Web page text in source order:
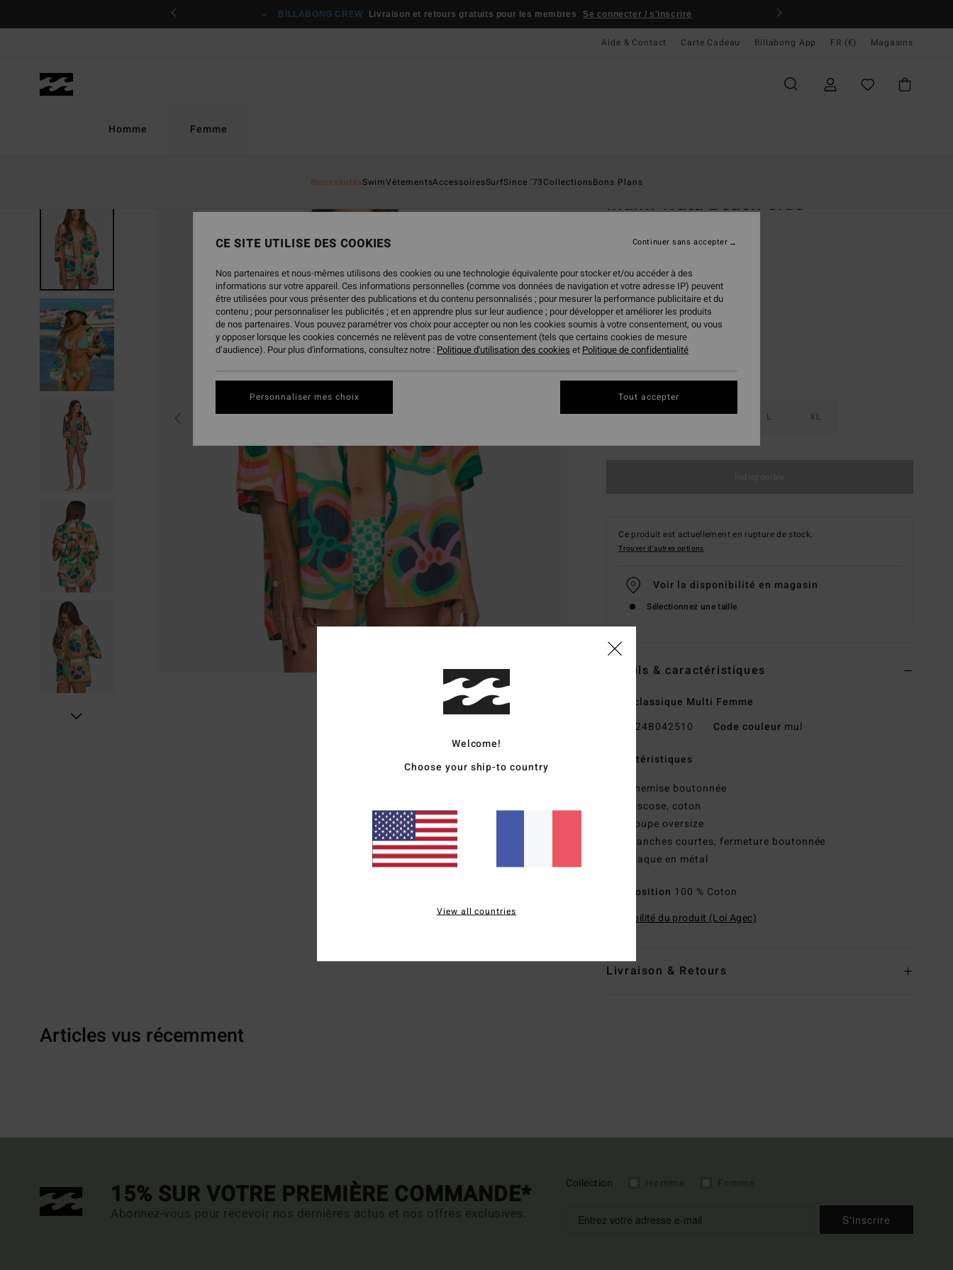
BILLABONG CREW Livraison et retours gratuits pour les membres Se connecter / s'inscrire
Aide & Contact Carte Cadeau Billabong App FR (€) Magasins
Homme Femme
NouveautésSwimVêtementsAccessoiresSurfSince '73CollectionsBons Plans
Mami Wata Beach Side
CouleurMulti
XS S M L XL
Ce produit est actuellement en rupture de stock.
Trouver d'autres options
Voir la disponibilité en magasin
Sélectionnez une taille
Details & caractéristiques
Haut classique Multi Femme
24B042510 Code couleur mul
Caractéristiques
Chemise boutonnée
Viscose, coton
Coupe oversize
Manches courtes, fermeture boutonnée
Plaque en métal
Composition 100 % Coton
Traçabilité du produit (Loi Agec)
Livraison & Retours
Articles vus récemment
15% SUR VOTRE PREMIÈRE COMMANDE*
Abonnez-vous pour recevoir nos dernières actus et nos offres exclusives.
Collection
S'inscrire
Welcome!
Choose your ship-to country
View all countries
CE SITE UTILISE DES COOKIES
Nos partenaires et nous-mêmes utilisons des cookies ou une technologie équivalente pour stocker et/ou accéder à des
informations sur votre appareil. Ces informations personnelles (comme vos données de navigation et votre adresse IP) peuvent
être utilisées pour vous présenter des publications et du contenu personnalisés ; pour mesurer la performance publicitaire et du
contenu ; pour personnaliser les publicités ; et en apprendre plus sur leur audience ; pour développer et améliorer les produits
de nos partenaires. Vous pouvez paramétrer vos choix pour accepter ou non les cookies soumis à votre consentement, ou vous
y opposer lorsque les cookies concernés ne relèvent pas de votre consentement (tels que certains cookies de mesure
d’audience). Pour plus d'informations, consultez notre : Politique d'utilisation des cookies et Politique de confidentialité
Personnaliser mes choix
Continuer sans accepter
Tout accepter